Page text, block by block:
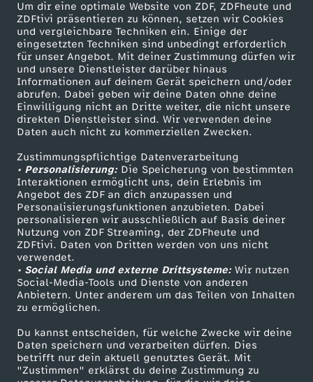
Um dir eine optimale Website von ZDF, ZDFheute und
ZDFtivi präsentieren zu können, setzen wir Cookies
und vergleichbare Techniken ein. Einige der
eingesetzten Techniken sind unbedingt erforderlich
für unser Angebot. Mit deiner Zustimmung dürfen wir
und unsere Dienstleister darüber hinaus
Informationen auf deinem Gerät speichern und/oder
abrufen. Dabei geben wir deine Daten ohne deine
Einwilligung nicht an Dritte weiter, die nicht unsere
direkten Dienstleister sind. Wir verwenden deine
Daten auch nicht zu kommerziellen Zwecken.
Zustimmungspflichtige Datenverarbeitung
• Personalisierung:Die Speicherung von bestimmten
Interaktionen ermöglicht uns, dein Erlebnis im
Angebot des ZDF an dich anzupassen und
Personalisierungsfunktionen anzubieten. Dabei
personalisieren wir ausschließlich auf Basis deiner
Nutzung von ZDF Streaming, der ZDFheute und
ZDFtivi. Daten von Dritten werden von uns nicht
verwendet.
• Social Media und externe Drittsysteme:Wir nutzen
Social-Media-Tools und Dienste von anderen
Anbietern. Unter anderem um das Teilen von Inhalten
zu ermöglichen.
Du kannst entscheiden, für welche Zwecke wir deine
Daten speichern und verarbeiten dürfen. Dies
betrifft nur dein aktuell genutztes Gerät. Mit
"Zustimmen" erklärst du deine Zustimmung zu
n
n
e
n
u
m
E
i
s
k
u
Mehr ZDF
ZDF-Apps
Smart TV
ZDFtext
Livestreams
Sendungen A-Z
TV-Programm
Service
ZDFmitreden
Kontakt zum ZDF
Tickets
Zuschauerservice
Hilfe
ZDF Unternehmen
Karriere
ZDF goes Schule
Werbefernsehen